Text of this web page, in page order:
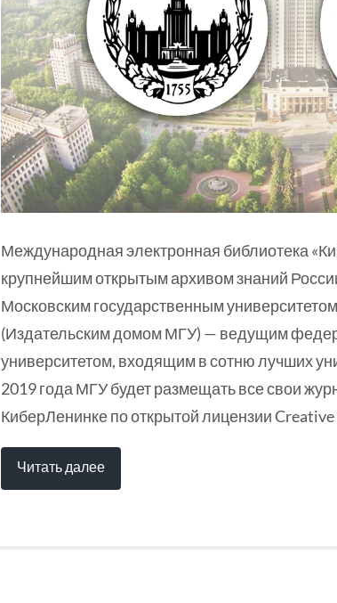
Международная электронная библиотека
крупнейшим открытым архивом знаний
Московским государственным
(Издательским домом МГУ) — ведущим
университетом, входящим в сотню лучших
2019 года МГУ будет размещать все свои
КиберЛенинке по открытой лицензии
Читать далее